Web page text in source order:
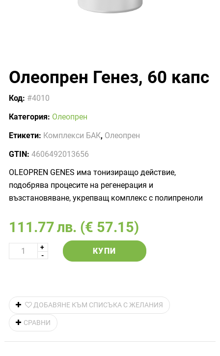
Олеопрен Генез, 60 капс
Код: #4010
Категория: Олеопрен
Етикети: Комплекси БАК, Олеопрен
GTIN: 4606492013656
OLEOPREN GENES има тонизиращо действие,
подобрява процесите на регенерация и
възстановяване, укрепващ комплекс с полипреноли
111.77лв. (€ 57.15)
КУПИ
ДОБАВЯНЕ КЪМ СПИСЪКА С ЖЕЛАНИЯ
СРАВНИ